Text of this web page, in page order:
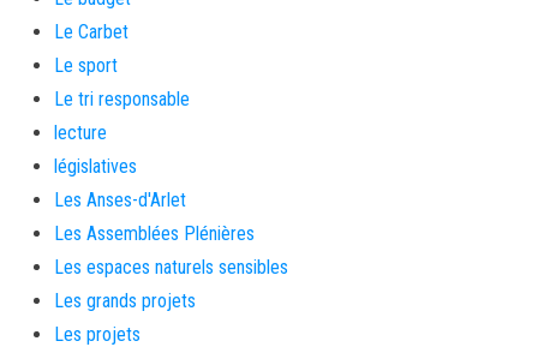
Le Carbet
Le sport
Le tri responsable
lecture
législatives
Les Anses-d'Arlet
Les Assemblées Plénières
Les espaces naturels sensibles
Les grands projets
Les projets